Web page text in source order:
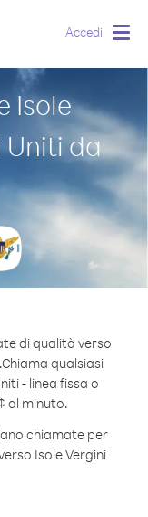
Accedi
Isole
Uniti da
di qualità verso
Chiama qualsiasi
- linea fissa o
al minuto.
chiamate per
Isole Vergini